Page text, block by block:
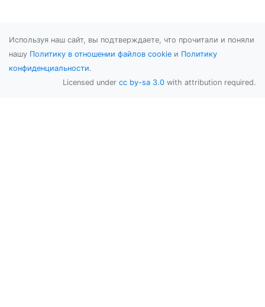
Используя наш сайт, вы подтверждаете, что прочитали и поняли
нашу Политику в отношении файлов cookie и Политику
конфиденциальности.
Licensed under cc by-sa 3.0 with attribution required.